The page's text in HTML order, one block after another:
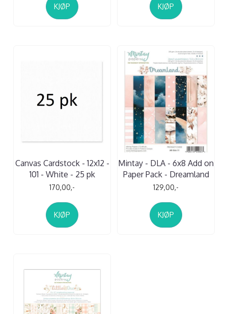
KJØP KJØP
Canvas Cardstock - 12x12 -
101 - White - 25 pk
170,00,-
KJØP
Mintay - DLA - 6x8 Add on
Paper Pack - Dreamland
129,00,-
KJØP